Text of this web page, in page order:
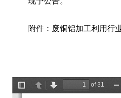
附件：废铜铝加工利用行